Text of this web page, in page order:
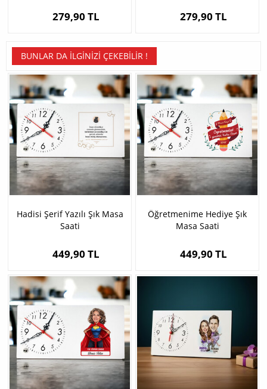
279,90 TL 279,90 TL
BUNLAR DA İLGINIZI ÇEKEBILIR !
Hadisi Şerif Yazılı Şık Masa
Saati
449,90 TL
Öğretmenime Hediye Şık
Masa Saati
449,90 TL